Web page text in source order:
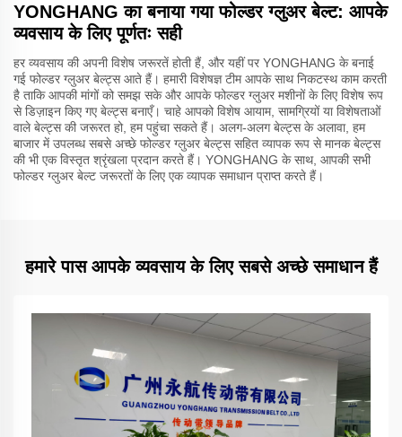
YONGHANG का बनाया गया फोल्डर ग्लुअर बेल्ट: आपके
व्यवसाय के लिए पूर्णतः सही
हर व्यवसाय की अपनी विशेष जरूरतें होती हैं, और यहीं पर YONGHANG के बनाई
गई फोल्डर ग्लुअर बेल्ट्स आते हैं। हमारी विशेषज्ञ टीम आपके साथ निकटस्थ काम करती
है ताकि आपकी मांगों को समझ सके और आपके फोल्डर ग्लुअर मशीनों के लिए विशेष रूप
से डिज़ाइन किए गए बेल्ट्स बनाएँ। चाहे आपको विशेष आयाम, सामग्रियों या विशेषताओं
वाले बेल्ट्स की जरूरत हो, हम पहुंचा सकते हैं। अलग-अलग बेल्ट्स के अलावा, हम
बाजार में उपलब्ध सबसे अच्छे फोल्डर ग्लुअर बेल्ट्स सहित व्यापक रूप से मानक बेल्ट्स
की भी एक विस्तृत श्रृंखला प्रदान करते हैं। YONGHANG के साथ, आपकी सभी
फोल्डर ग्लुअर बेल्ट जरूरतों के लिए एक व्यापक समाधान प्राप्त करते हैं।
हमारे पास आपके व्यवसाय के लिए सबसे अच्छे समाधान हैं